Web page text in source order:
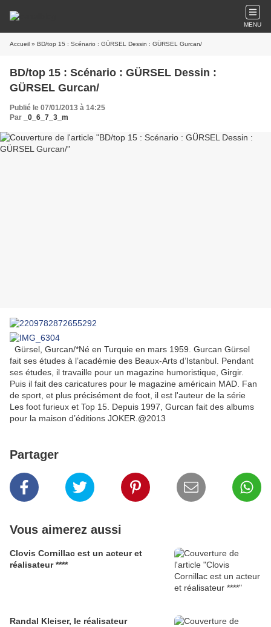
MENU
Accueil » BD/top 15 : Scénario : GÜRSEL Dessin : GÜRSEL Gurcan/
BD/top 15 : Scénario : GÜRSEL Dessin :
GÜRSEL Gurcan/
Publié le 07/01/2013 à 14:25
Par
_0_6_7_3_m
Gürsel, Gurcan/*Né en Turquie en mars 1959. Gurcan Gürsel
fait ses études à l’académie des Beaux-Arts d’Istanbul. Pendant
ses études, il travaille pour un magazine humoristique, Girgir.
Puis il fait des caricatures pour le magazine américain MAD. Fan
de sport, et plus précisément de foot, il est l'auteur de la série
Les foot furieux et Top 15. Depuis 1997, Gurcan fait des albums
pour la maison d’éditions JOKER.@2013
Partager
Vous aimerez aussi
Clovis Cornillac est un acteur et
réalisateur ****
Randal Kleiser, le réalisateur